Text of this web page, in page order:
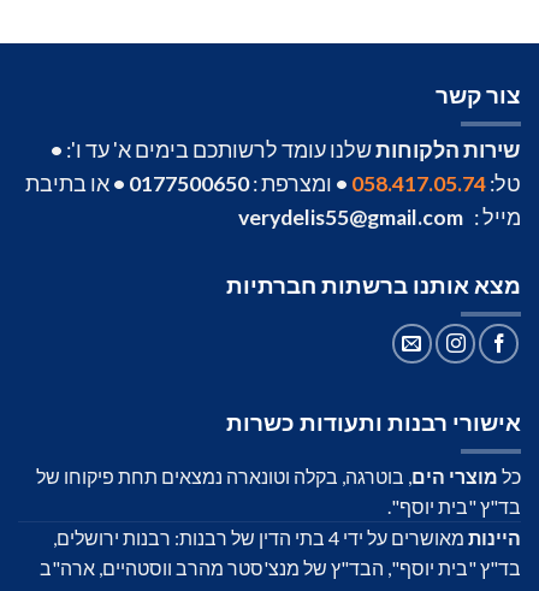
צור קשר
שירות הלקוחותשלנו עומד לרשותכם בימים א' עד ו': •
טל:058.417.05.74
• ומצרפת :0177500650
•או בתיבת
מייל : verydelis55@gmail.com
מצא אותנו ברשתות חברתיות
אישורי רבנות ותעודות כשרות
כל מוצרי הים, בוטרגה, בקלה וטונארה נמצאים תחת פיקוחו של
בד"ץ "בית יוסף".
היינות
מאושרים על ידי 4 בתי הדין של רבנות: רבנות ירושלים,
בד"ץ "בית יוסף", הבד"ץ של מנצ'סטר מהרב ווסטהיים, ארה"ב